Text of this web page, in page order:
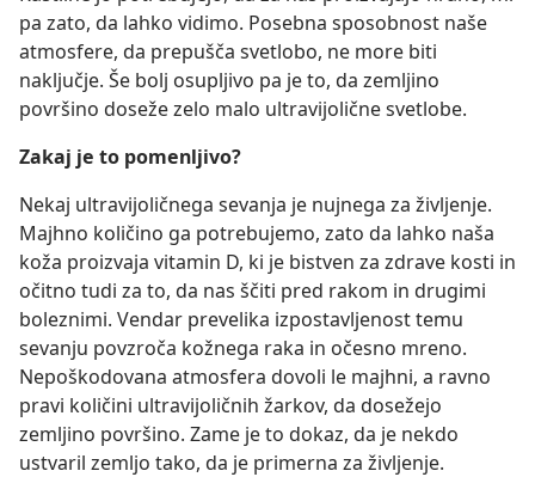
pa zato, da lahko vidimo. Posebna sposobnost naše
atmosfere, da prepušča svetlobo, ne more biti
naključje. Še bolj osupljivo pa je to, da zemljino
površino doseže zelo malo ultravijolične svetlobe.
Zakaj je to pomenljivo?
Nekaj ultravijoličnega sevanja je nujnega za življenje.
Majhno količino ga potrebujemo, zato da lahko naša
koža proizvaja vitamin D, ki je bistven za zdrave kosti in
očitno tudi za to, da nas ščiti pred rakom in drugimi
boleznimi. Vendar prevelika izpostavljenost temu
sevanju povzroča kožnega raka in očesno mreno.
Nepoškodovana atmosfera dovoli le majhni, a ravno
pravi količini ultravijoličnih žarkov, da dosežejo
zemljino površino. Zame je to dokaz, da je nekdo
ustvaril zemljo tako, da je primerna za življenje.